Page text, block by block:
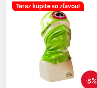
5%
Teraz kúpite so zľavou!